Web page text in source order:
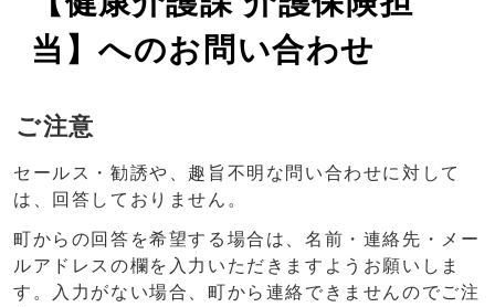
当】へのお問い合わせ
ご注意
セールス・勧誘や、趣旨不明な問い合わせに対して
は、回答しておりません。
町からの回答を希望する場合は、名前・連絡先・メー
ルアドレスの欄を入力いただきますようお願いしま
す。入力がない場合、町から連絡できませんのでご注